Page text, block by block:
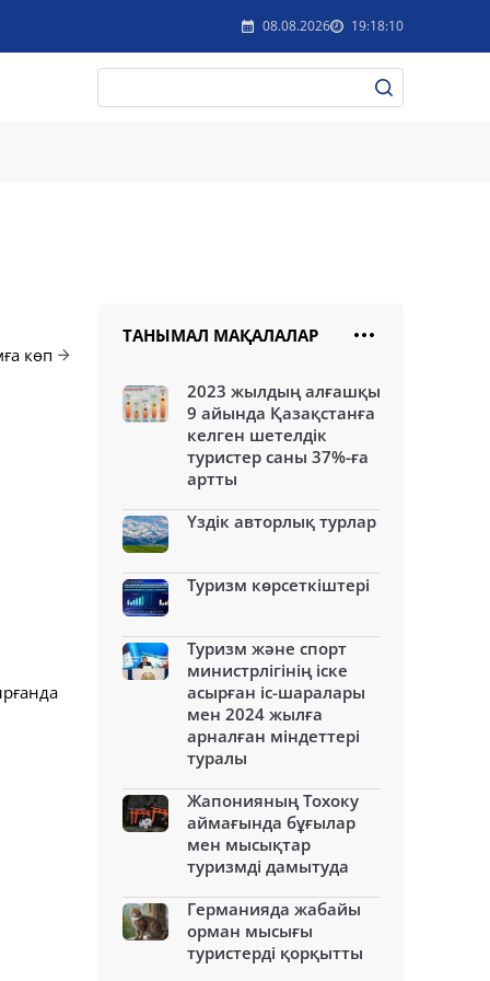
08.08.2026 19:18:10
көп
ТАНЫМАЛ МАҚАЛАЛАР
2023 жылдың алғашқы
9 айында Қазақстанға
келген шетелдік
туристер саны 37%-ға
артты
Үздік авторлық турлар
Туризм көрсеткіштері
Туризм және спорт
министрлігінің іске
асырған іс-шаралары
мен 2024 жылға
арналған міндеттері
туралы
Жапонияның Тохоку
аймағында бұғылар
мен мысықтар
туризмді дамытуда
Германияда жабайы
орман мысығы
туристерді қорқытты